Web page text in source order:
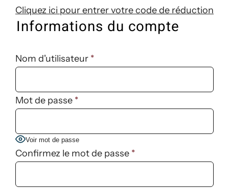
Cliquez ici pour entrer votre code de réduction
Informations du compte
Nom d'utilisateur *
Mot de passe *
Voir mot de passe
Confirmez le mot de passe *